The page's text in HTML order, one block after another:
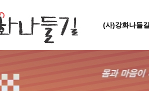
(사)강화나들길